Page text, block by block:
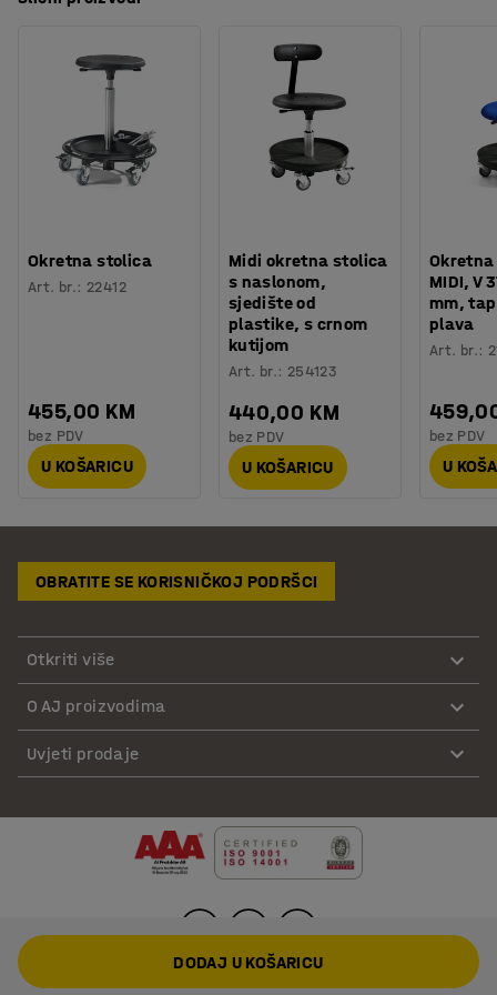
Okretna stolica
Art. br.: 22412
455,00 KM
bez PDV
U KOŠARICU
Midi okretna stolica
s naslonom,
sjedište od
plastike, s crnom
kutijom
Art. br.: 254123
440,00 KM
bez PDV
U KOŠARICU
MIDI, V
mm,
plava
Art. br.:
bez PDV
U
OBRATITE SE KORISNIČKOJ PODRŠCI
Otkriti više
O AJ proizvodima
Uvjeti prodaje
DODAJ U KOŠARICU